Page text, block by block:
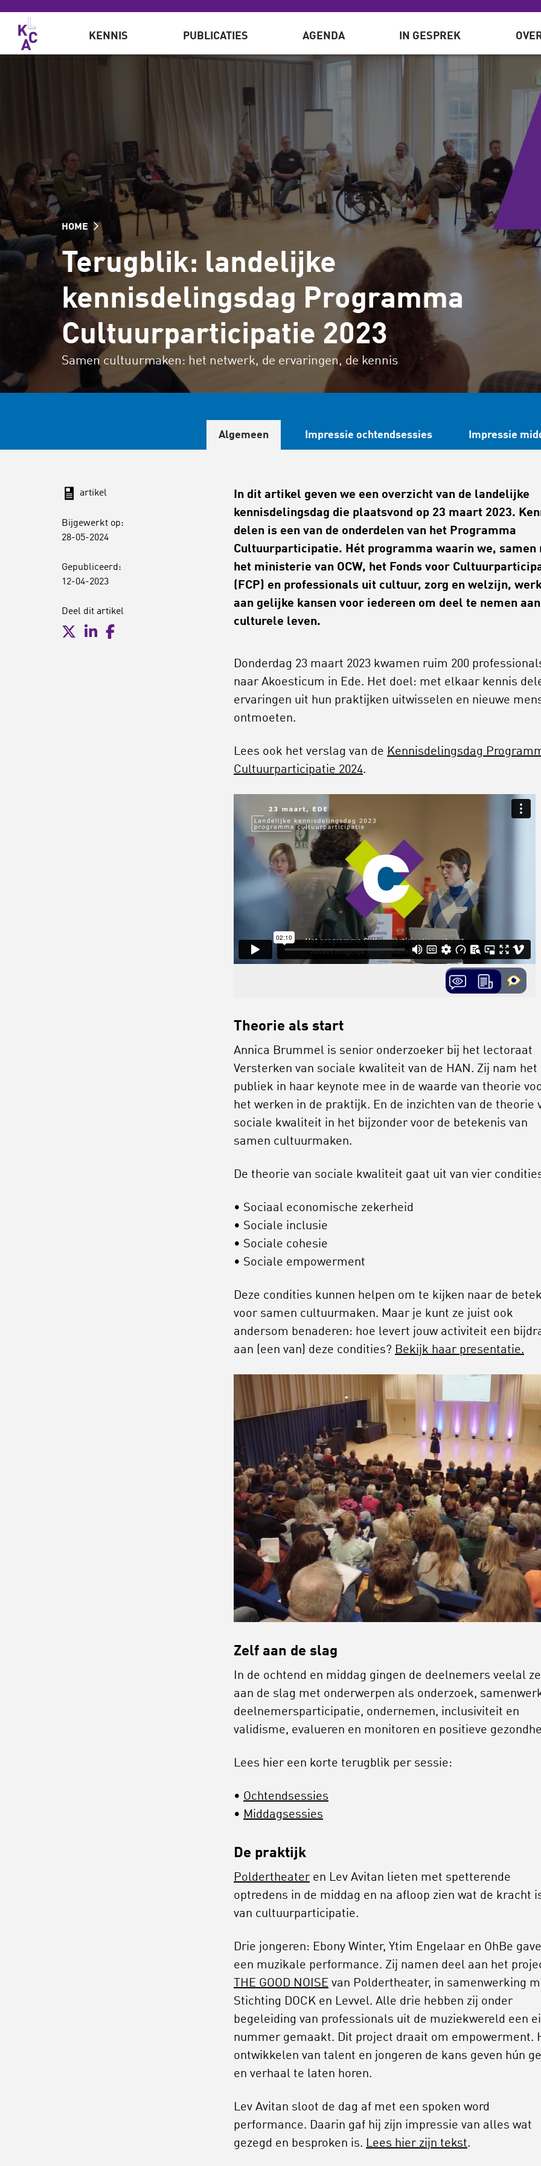
Overslaan en naar de inhoud gaan
KENNIS PUBLICATIES AGENDA IN GESPREK
HOME
Terugblik: landelijke
kennisdelingsdag Programma
Cultuurparticipatie 2023
Samen cultuurmaken: het netwerk, de ervaringen, de kennis
Algemeen Impressie ochtendsessies Impressie
artikel
Bijgewerkt op:
28-05-2024
Gepubliceerd:
12-04-2023
Deel dit artikel
In dit artikel geven we een overzicht van de landelijke
kennisdelingsdag die plaatsvond op 23 maart 2023.
delen is een van de onderdelen van het Programma
Cultuurparticipatie. Hét programma waarin we, samen
het ministerie van OCW, het Fonds voor
(FCP) en professionals uit cultuur, zorg en welzijn,
aan gelijke kansen voor iedereen om deel te nemen
culturele leven.
Donderdag 23 maart 2023 kwamen ruim 200
naar Akoesticum in Ede. Het doel: met elkaar kennis
ervaringen uit hun praktijken uitwisselen en nieuwe
ontmoeten.
Lees ook het verslag van de Kennisdelingsdag
Cultuurparticipatie 2024.
Theorie als start
Annica Brummel is senior onderzoeker bij het lectoraat
Versterken van sociale kwaliteit van de HAN. Zij nam het
publiek in haar keynote mee in de waarde van theorie
het werken in de praktijk. En de inzichten van de theorie
sociale kwaliteit in het bijzonder voor de betekenis van
samen cultuurmaken.
De theorie van sociale kwaliteit gaat uit van vier
Sociaal economische zekerheid
Sociale inclusie
Sociale cohesie
Sociale empowerment
Deze condities kunnen helpen om te kijken naar de
voor samen cultuurmaken. Maar je kunt ze juist ook
andersom benaderen: hoe levert jouw activiteit een
aan (een van) deze condities? Bekijk haar presentatie.
Zelf aan de slag
In de ochtend en middag gingen de deelnemers veelal
aan de slag met onderwerpen als onderzoek,
deelnemersparticipatie, ondernemen, inclusiviteit en
validisme, evalueren en monitoren en positieve
Lees hier een korte terugblik per sessie:
Ochtendsessies
Middagsessies
De praktijk
Poldertheater en Lev Avitan lieten met spetterende
optredens in de middag en na afloop zien wat de kracht
van cultuurparticipatie.
Drie jongeren: Ebony Winter, Ytim Engelaar en OhBe
een muzikale performance. Zij namen deel aan het
THE GOOD NOISE van Poldertheater, in samenwerking
Stichting DOCK en Levvel. Alle drie hebben zij onder
begeleiding van professionals uit de muziekwereld een
nummer gemaakt. Dit project draait om empowerment.
ontwikkelen van talent en jongeren de kans geven hún
en verhaal te laten horen.
Lev Avitan sloot de dag af met een spoken word
performance. Daarin gaf hij zijn impressie van alles wat
gezegd en besproken is. Lees hier zijn tekst.